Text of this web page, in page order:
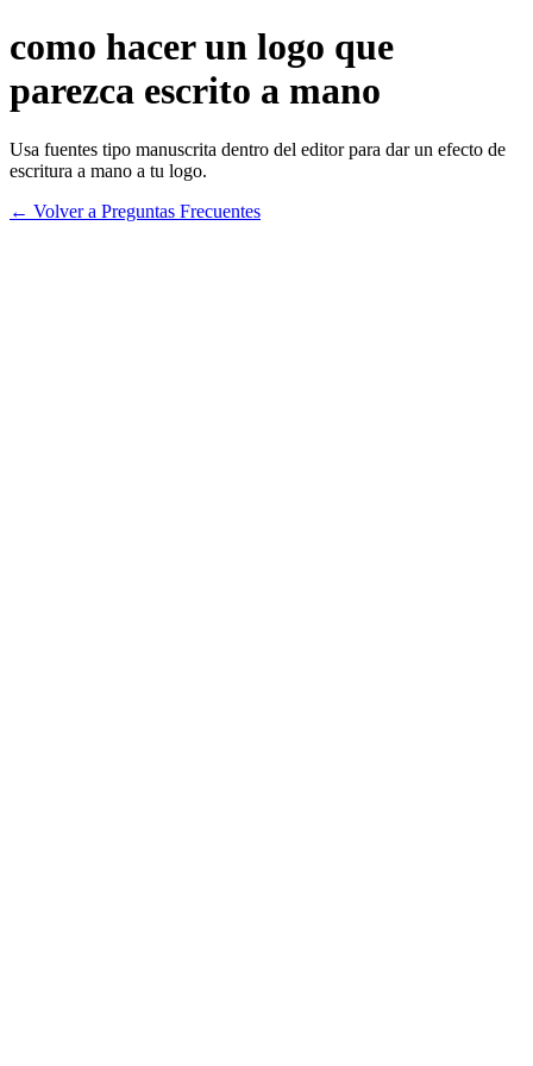
como hacer un logo que
parezca escrito a mano
Usa fuentes tipo manuscrita dentro del editor para dar un efecto de
escritura a mano a tu logo.
← Volver a Preguntas Frecuentes